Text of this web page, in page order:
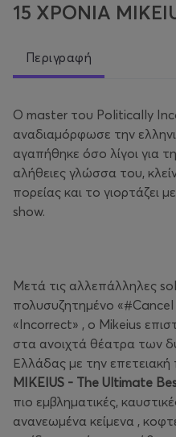
15 ΧΡΟΝΙΑ
Περιγραφή
Ο master του Politically
αναδιαμόρφωσε την
αγαπήθηκε όσο λίγοι για
αλήθειες γλώσσα του,
πορείας και το γιορτάζει
show.
Μετά τις αλλεπάλληλες
πολυσυζητημένο «#Cancel
«Incorrect» , ο Mikeius
στα ανοιχτά θέατρα των
Ελλάδας με την
MIKEIUS - The Ultimate
πιο εμβληματικές,
ανανεωμένα κείμενα ,